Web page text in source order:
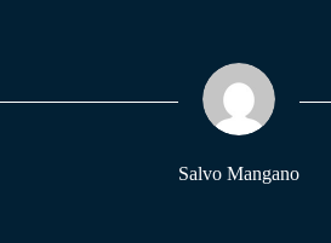
pp m
Salvo Mangano